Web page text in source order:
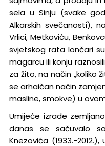
sela u Sinju (svake
Alkarskih svečanosti),
Vrlici, Metkoviću,
svjetskog rata lončari
magarcu ili konju
za žito, na način „koliko
se arhaičan način
masline, smokve) u
Umijeće izrade
danas se sačuvalo
Knezovića (1933.-